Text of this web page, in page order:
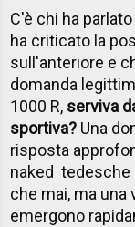
C'è chi ha
ha criticato la
sull'anteriore e
domanda
1000 R, serviva
sportiva? Una
risposta
naked tedesche
che mai, ma
emergono